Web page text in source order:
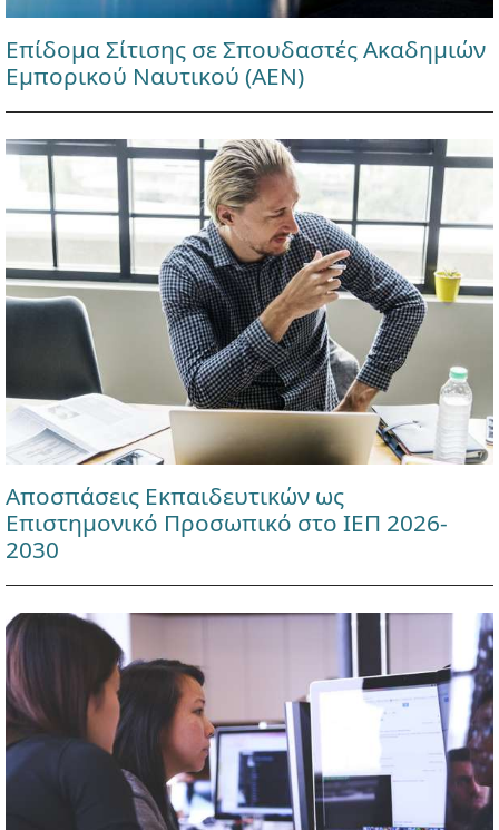
Επίδομα Σίτισης σε Σπουδαστές Ακαδημιών
Εμπορικού Ναυτικού (ΑΕΝ)
Αποσπάσεις Εκπαιδευτικών ως
Επιστημονικό Προσωπικό στο ΙΕΠ 2026-
2030